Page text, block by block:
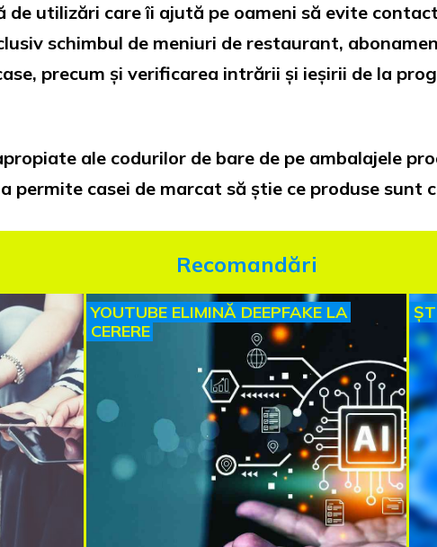
de utilizări care îi ajută pe oameni să evite
schimbul de meniuri de restaurant,
precum și verificarea intrării și ieșirii de la
ale codurilor de bare de pe ambalajele
permite casei de marcat să știe ce produse sunt
Recomandări
YOUTUBE ELIMINĂ DEEPFAKE LA
CERERE